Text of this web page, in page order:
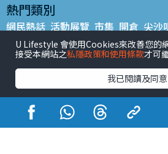
熱門類別
網民熱話 活動展覽 市集 開倉 尖沙
銅鑼灣好去處 元朗好去處 荃灣好去
餐廳情報 戶外郊遊
熱門標籤
#UGO搵好去處 #人氣活動推介 #美
#親子玩樂好去處
#ULifestyle應用程
#UJetso禮物放送
#ULifestyle商戶
U Lifestyle 會使用Cookies來改善您的
接受本網站之私隱政策和使用條款才可
我已閱讀及同意